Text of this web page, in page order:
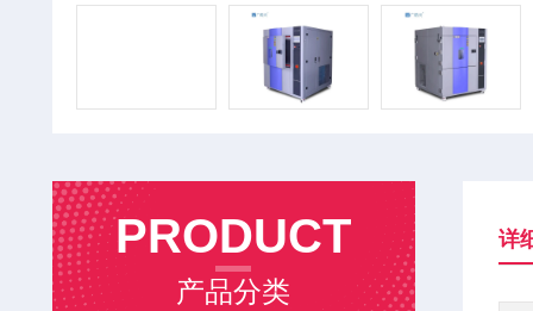
PRODUCT
产品分类
详